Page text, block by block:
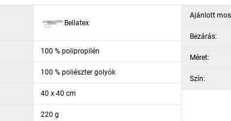
Bellatex
100 % polipropilén
100 % poliészter golyók
40 x 40 cm
220 g
Ajánlott
Bezárás:
Méret:
Szín: